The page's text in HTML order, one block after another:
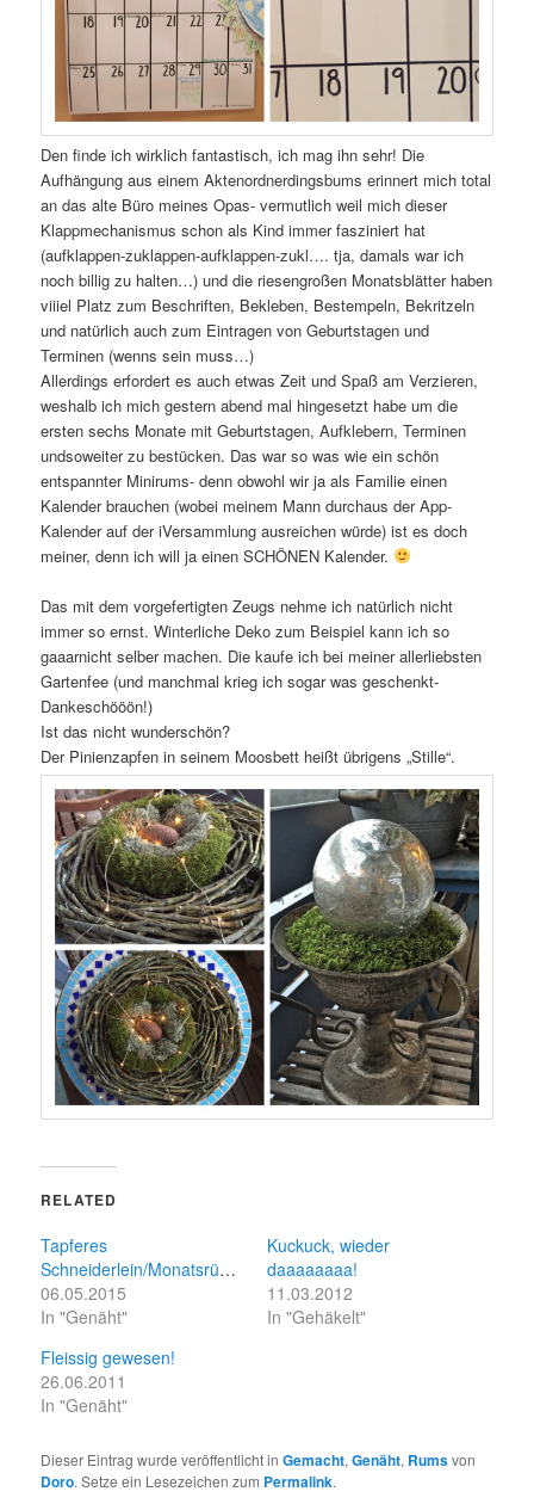
Den finde ich wirklich fantastisch, ich mag ihn sehr! Die
Aufhängung aus einem Aktenordnerdingsbums erinnert mich total
an das alte Büro meines Opas- vermutlich weil mich dieser
Klappmechanismus schon als Kind immer fasziniert hat
(aufklappen-zuklappen-aufklappen-zukl…. tja, damals war ich
noch billig zu halten…) und die riesengroßen Monatsblätter haben
viiiel Platz zum Beschriften, Bekleben, Bestempeln, Bekritzeln
und natürlich auch zum Eintragen von Geburtstagen und
Terminen (wenns sein muss…)
Allerdings erfordert es auch etwas Zeit und Spaß am Verzieren,
weshalb ich mich gestern abend mal hingesetzt habe um die
ersten sechs Monate mit Geburtstagen, Aufklebern, Terminen
undsoweiter zu bestücken. Das war so was wie ein schön
entspannter Minirums- denn obwohl wir ja als Familie einen
Kalender brauchen (wobei meinem Mann durchaus der App-
Kalender auf der iVersammlung ausreichen würde) ist es doch
meiner, denn ich will ja einen SCHÖNEN Kalender.
Das mit dem vorgefertigten Zeugs nehme ich natürlich nicht
immer so ernst. Winterliche Deko zum Beispiel kann ich so
gaaarnicht selber machen. Die kaufe ich bei meiner allerliebsten
Gartenfee (und manchmal krieg ich sogar was geschenkt-
Dankeschööön!)
Ist das nicht wunderschön?
Der Pinienzapfen in seinem Moosbett heißt übrigens „Stille“.
RELATED
Tapferes
Schneiderlein/Monatsrückblick
06.05.2015
In "Genäht"
Kuckuck, wieder
daaaaaaaa!
11.03.2012
In "Gehäkelt"
Fleissig gewesen!
26.06.2011
In "Genäht"
Dieser Eintrag wurde veröffentlicht inGemacht,Genäht, Rumsvon
Doro. Setze ein Lesezeichen zum Permalink.